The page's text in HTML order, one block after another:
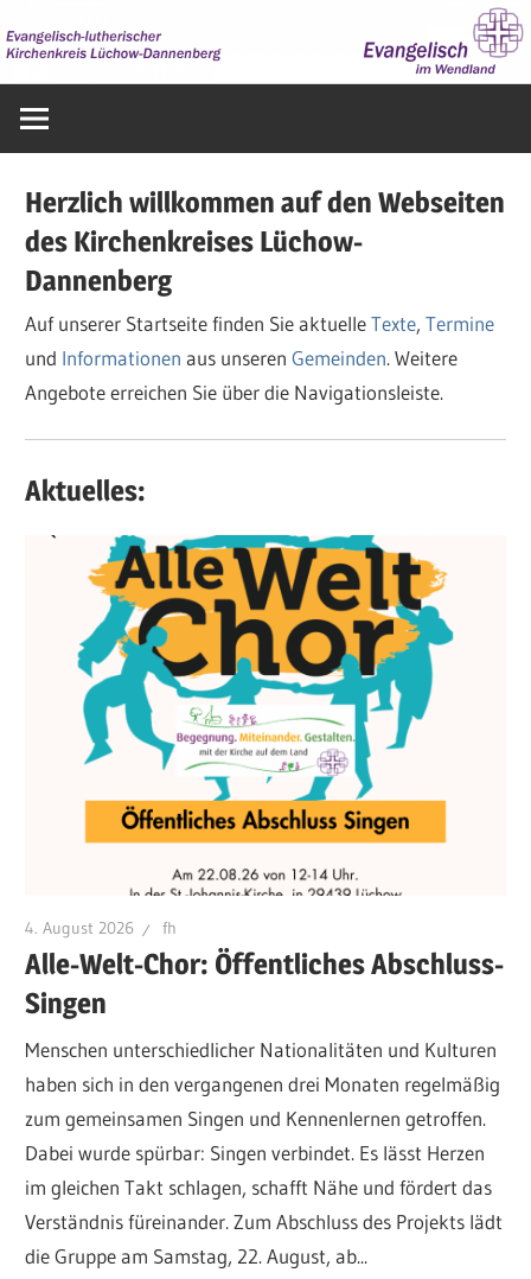
Inhalt
springen
im
Herzlich willkommen auf den Webseiten
des Kirchenkreises Lüchow-
Dannenberg
Auf unserer Startseite finden Sie aktuelleTexte,Termine
und Informationen aus unserenGemeinden. Weitere
Angebote erreichen Sie über die Navigationsleiste.
Aktuelles:
4. August 2026 fh
Alle-Welt-Chor: Öffentliches Abschluss-
Singen
Menschen unterschiedlicher Nationalitäten und Kulturen
haben sich in den vergangenen drei Monaten regelmäßig
zum gemeinsamen Singen und Kennenlernen getroffen.
Dabei wurde spürbar: Singen verbindet. Es lässt Herzen
im gleichen Takt schlagen, schafft Nähe und fördert das
Verständnis füreinander. Zum Abschluss des Projekts lädt
die Gruppe am Samstag, 22. August, ab...